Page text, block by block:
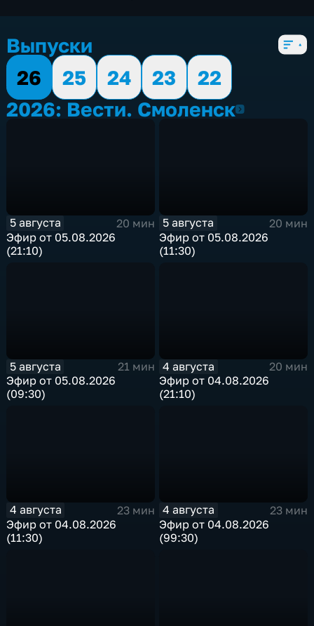
Выпуски
26
25 24 23
22
2026: Вести. Смоленск2026
5 августа
20 мин
Эфир от 05.08.2026
(21:10)
5 августа
20 мин
Эфир от 05.08.2026
(11:30)
5 августа
21 мин
Эфир от 05.08.2026
(09:30)
4 августа
20 мин
Эфир от 04.08.2026
(21:10)
4 августа
23 мин
Эфир от 04.08.2026
(11:30)
4 августа
23 мин
Эфир от 04.08.2026
(99:30)